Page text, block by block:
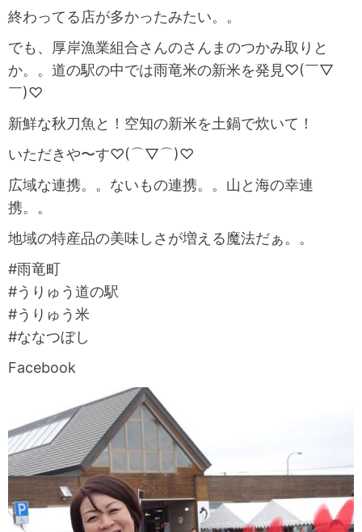
終わってる店が多かったみたい。。
でも、厚岸漁業組合さんのさんまのつかみ取りと
か。。道の駅の中では雨竜米の新米を発見♡(￣▽
￣)♡
新鮮な秋刀魚と！空知の新米を土鍋で炊いて！
いただきや〜す♡(⌒▽⌒)♡
広域な連携。。ないもの連携。。山と海の幸連
携。。
地域の特産品の美味しさが増える魔法だぁ。。
#雨竜町
#うりゅう道の駅
#うりゅう米
#ななつぼし
Facebook